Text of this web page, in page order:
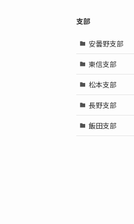
支部
安曇野支部
東信支部
松本支部
長野支部
飯田支部